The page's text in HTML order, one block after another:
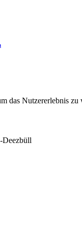
das Nutzererlebnis
Deezbüll